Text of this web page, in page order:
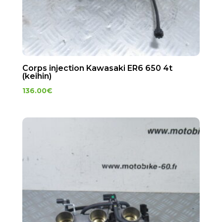
Corps injection Kawasaki ER6 650 4t
(keihin)
136.00€